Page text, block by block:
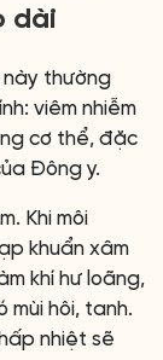
dài
này thường
viêm nhiễm
cơ thể, đặc
Đông y.
Khi môi
khuẩn xâm
khí hư loãng,
mùi hôi, tanh.
nhiệt sẽ